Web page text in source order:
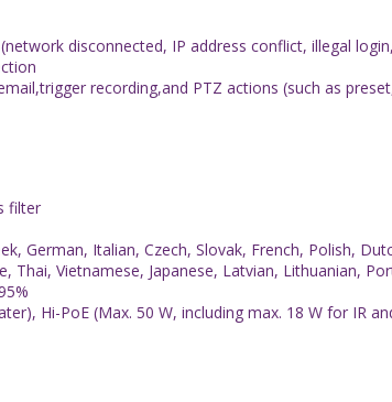
disconnected, IP address conflict, illegal
recording,and PTZ actions (such as
filter
German, Italian, Czech, Slovak, French, Polish,
Thai, Vietnamese, Japanese, Latvian, Lithuanian,
Hi-PoE (Max. 50 W, including max. 18 W for IR